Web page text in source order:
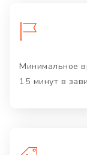
Минимальное
15 минут в